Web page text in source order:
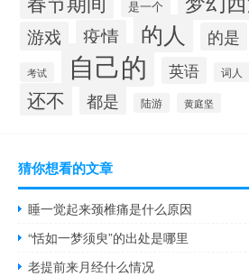
是一个
游戏 疫情 的人 的是
考试 自己的 英语 词人
还不 都是 陆游 黄庭坚
猜你想看的文章
睡一觉起来颈椎痛是什么原因
“恬如一梦须臾”的出处是哪里
老提前来月经什么情况